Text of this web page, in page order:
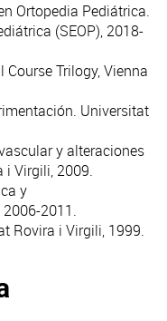
Ortopedia Pediátrica.
(SEOP), 2018-
Course Trilogy, Vienna
Universitat
y alteraciones
i Virgili, 2009.
y
2011.
Rovira i Virgili, 1999.